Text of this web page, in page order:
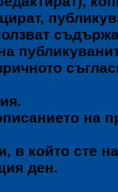
на
в който сте
ден.